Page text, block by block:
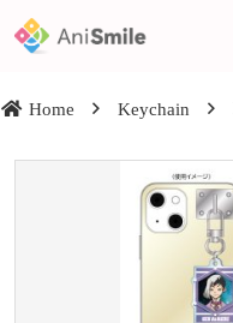
Home Keychain